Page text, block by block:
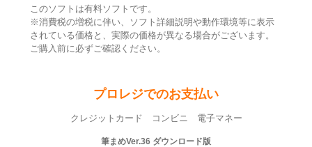
このソフトは有料ソフトです。
※消費税の増税に伴い、ソフト詳細説明や動作環境等に表示
されている価格と、実際の価格が異なる場合がございます。
ご購入前に必ずご確認ください。
プロレジでのお支払い
クレジットカード コンビニ 電子マネー
筆まめVer.36 ダウンロード版